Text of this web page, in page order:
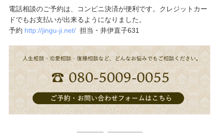
電話相談のご予約は、コンビニ決済が便利です。クレジットカー
ドでもお支払いが出来るようになりました。
予約 http://jingu-ji.net/担当・井伊直子631